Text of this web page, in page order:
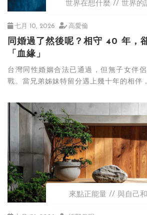
世界在想什麼 世界的
七月 10, 2026 高愛倫
同婚過了然後呢？相守 40 年，
「血緣」
台灣同性婚姻合法已通過，但無子女伴
戰。當兄弟姊妹特留分遇上幾十年的相伴
來點正能量 與自己